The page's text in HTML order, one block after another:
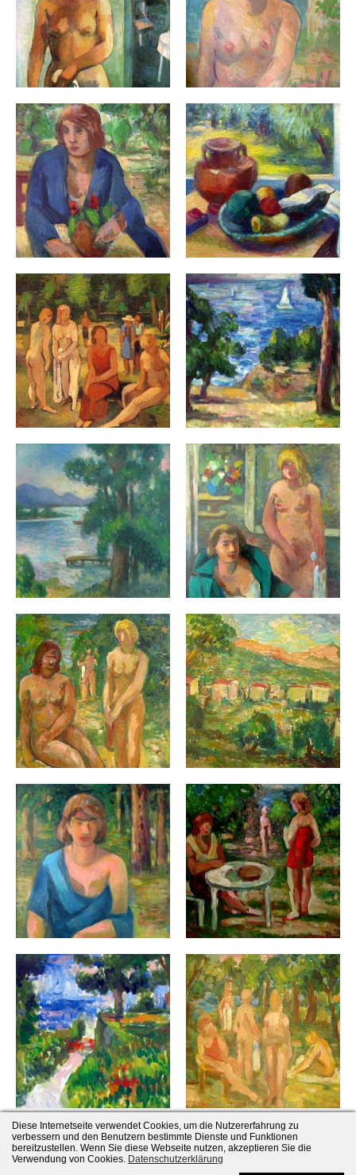
Diese Internetseite verwendet Cookies, um die Nutzererfahrung zu
verbessern und den Benutzern bestimmte Dienste und Funktionen
bereitzustellen. Wenn Sie diese Webseite nutzen, akzeptieren Sie die
Verwendung von Cookies. Datenschutzerklärung